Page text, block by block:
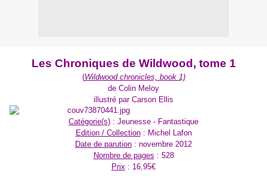
Les Chroniques de Wildwood, tome 1
(Wildwood chronicles, book 1)
de Colin Meloy
illustré par Carson Ellis
Catégorie(s) : Jeunesse - Fantastique
Edition / Collection: Michel Lafon
Date de parution : novembre 2012
Nombre de pages : 528
Prix : 16,95€